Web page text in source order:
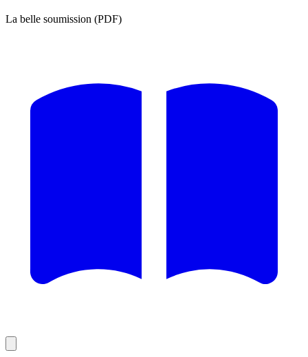
La belle soumission (PDF)